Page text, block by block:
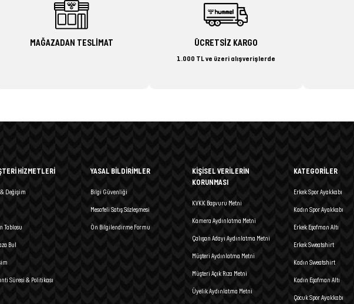
MAĞAZADAN TESLİMAT ÜCRETSİZ KARGO
1.000 TL ve üzeri alışverişlerde
HİZMETLERİ
& Değişim
Tablosu
Bul
Süresi & Politikası
YASAL BİLDİRİMLER
Bilgi Güvenliği
Mesafeli Satış Sözleşmesi
Ön Bilgilendirme Formu
KİŞİSEL VERİLERİN
KORUNMASI
KVKK Başvuru Metni
Kamera Aydınlatma Metni
Çalışan Adayı Aydınlatma Metni
Müşteri Aydınlatma Metni
Müşteri Açık Rıza Metni
Üyelik Aydınlatma Metni
KATEGORİLER
Erkek Spor Ayakkabı
Kadın Spor Ayakkabı
Erkek Eşofman Altı
Erkek Sweatshirt
Kadın Sweatshirt
Kadın Eşofman Altı
Çocuk Spor Ayakkabı